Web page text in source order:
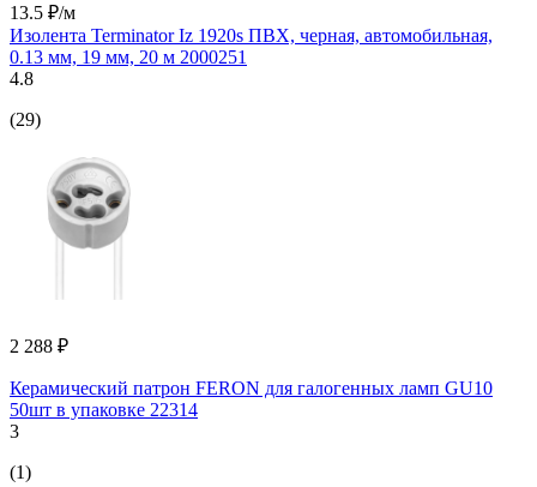
13.5 ₽/м
Изолента Terminator Iz 1920s ПВХ, черная, автомобильная,
0.13 мм, 19 мм, 20 м 2000251
4.8
(29)
2 288 ₽
Керамический патрон FERON для галогенных ламп GU10
50шт в упаковке 22314
3
(1)